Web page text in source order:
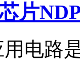
片
用电路